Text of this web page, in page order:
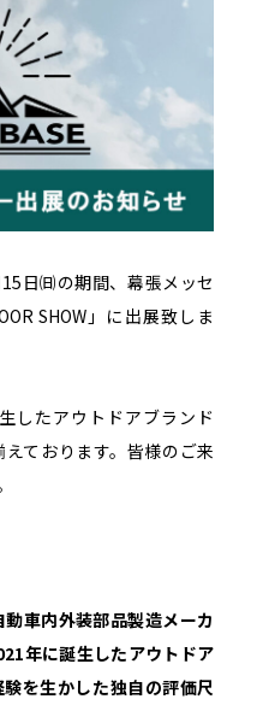
日㈰の期間、幕張メッセ
SHOW」に出展致しま
したアウトドアブランド
えております。皆様のご来
車内外装部品製造メーカ
年に誕生したアウトドア
を生かした独自の評価尺